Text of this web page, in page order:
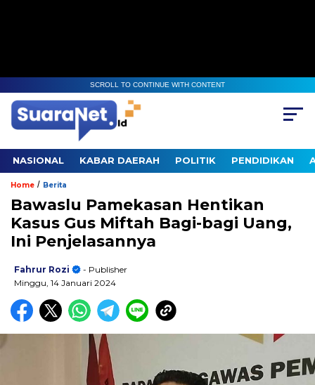
SCROLL TO CONTINUE WITH CONTENT
NASIONAL KABAR DAERAH POLITIK PENDIDIKAN
Home / Berita
Bawaslu Pamekasan Hentikan
Kasus Gus Miftah Bagi-bagi Uang,
Ini Penjelasannya
Fahrur Rozi
- Publisher
Minggu, 14 Januari 2024